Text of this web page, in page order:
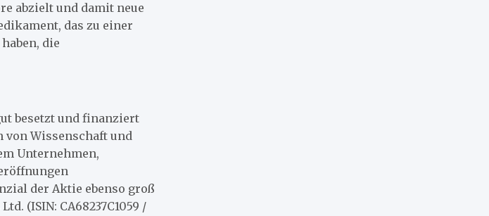
abzielt und damit neue
das zu einer
die
besetzt und finanziert
von Wissenschaft und
Unternehmen,
der Aktie ebenso groß
(ISIN: CA68237C1059 /